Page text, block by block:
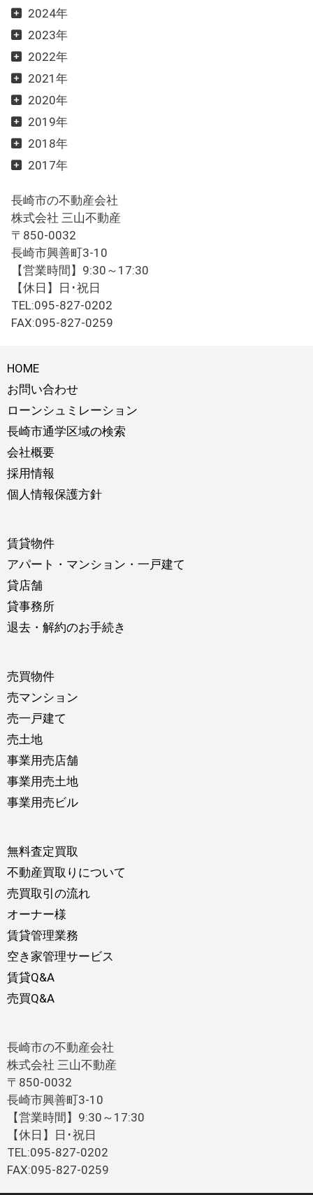
2024年
2023年
2022年
2021年
2020年
2019年
2018年
2017年
長崎市の不動産会社
株式会社 三山不動産
〒850-0032
長崎市興善町3-10
【営業時間】9:30～17:30
【休日】日･祝日
TEL:095-827-0202
FAX:095-827-0259
HOME
お問い合わせ
ローンシュミレーション
長崎市通学区域の検索
会社概要
採用情報
個人情報保護方針
賃貸物件
アパート・マンション・一戸建て
貸店舗
貸事務所
退去・解約のお手続き
売買物件
売マンション
売一戸建て
売土地
事業用売店舗
事業用売土地
事業用売ビル
無料査定買取
不動産買取りについて
売買取引の流れ
オーナー様
賃貸管理業務
空き家管理サービス
賃貸Q&A
売買Q&A
長崎市の不動産会社
株式会社 三山不動産
〒850-0032
長崎市興善町3-10
【営業時間】9:30～17:30
【休日】日･祝日
TEL:095-827-0202
FAX:095-827-0259